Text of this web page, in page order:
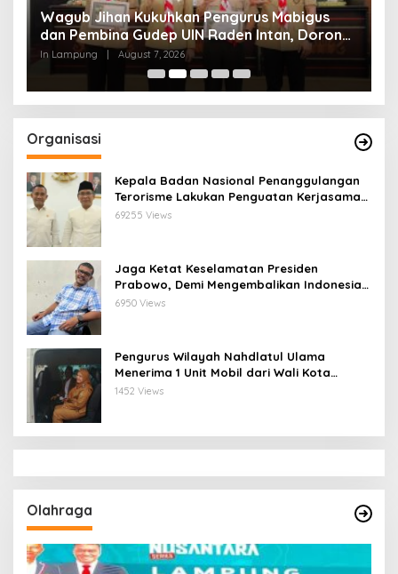
Wagub Jihan Kukuhkan Pengurus Mabigus
dan Pembina Gudep UIN Raden Intan, Dorong
Pramuka Perkuat Karakter Generasi Muda
In Lampung August 7, 2026
Organisasi
Kepala Badan Nasional Penanggulangan
Terorisme Lakukan Penguatan Kerjasama
Ketua Pengurus Besar Nahdlatul Ulama
69255 Views
Jaga Ketat Keselamatan Presiden
Prabowo, Demi Mengembalikan Indonesia
Menjadi Macan Asia
6950 Views
Pengurus Wilayah Nahdlatul Ulama
Menerima 1 Unit Mobil dari Wali Kota
Bandar Lampung
1452 Views
Olahraga